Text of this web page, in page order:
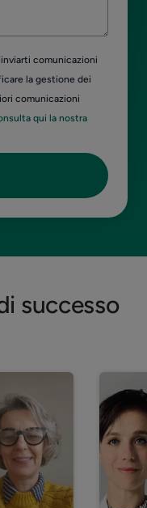
comunicazioni
la gestione dei
comunicazioni
qui la nostra
successo